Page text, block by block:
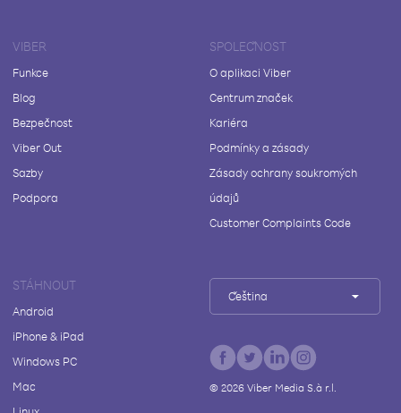
VIBER
Funkce
Blog
Bezpečnost
Viber Out
Sazby
Podpora
SPOLEČNOST
O aplikaci Viber
Centrum značek
Kariéra
Podmínky a zásady
Zásady ochrany soukromých
údajů
Customer Complaints Code
STÁHNOUT
Android
iPhone & iPad
Windows PC
Mac
Čeština
© 2026Viber Media S.à r.l.